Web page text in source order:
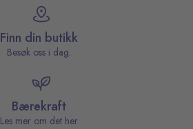
Finn din butikk
Besøk oss i dag.
Bærekraft
Les mer om det her